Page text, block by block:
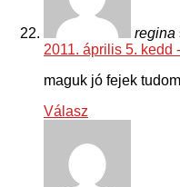
regina
2011. április 5. kedd
maguk jó fejek
Válasz